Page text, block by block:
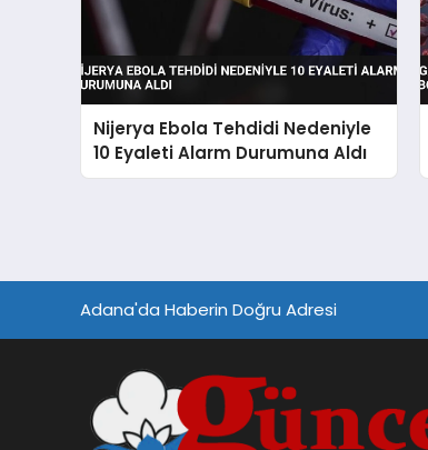
Nijerya Ebola Tehdidi Nedeniyle
10 Eyaleti Alarm Durumuna Aldı
Adana'da Haberin Doğru Adresi